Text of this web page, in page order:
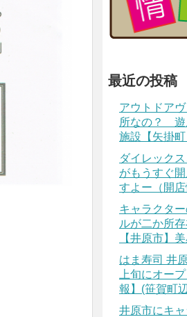
最近の投稿
アウトドア
所なの？ 遊
施設【矢掛
ダイレック
がもうすぐ
すよー（開店
キャラクタ
ルが二か所
【井原市】
はま寿司 井
上旬にオー
報】(笹賀町
井原市にキ